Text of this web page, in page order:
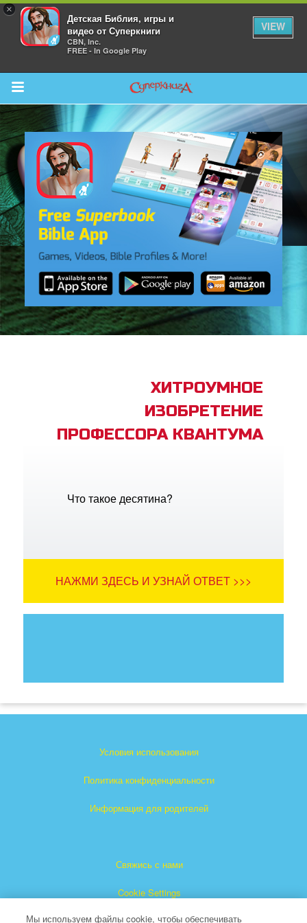
×
Детская Библия, игры и
видео от Суперкниги
CBN, Inc.
FREE - In Google Play
VIEW
Return to Content
Bible App
ХИТРОУМНОЕ
ИЗОБРЕТЕНИЕ
ПРОФЕССОРА КВАНТУМА
Что такое десятина?
НАЖМИ ЗДЕСЬ И УЗНАЙ ОТВЕТ >>>
Условия использования
Политика конфиденциальности
Информация для родителей
Свяжись с нами
Cookie Settings
Мы используем файлы cookie, чтобы обеспечивать